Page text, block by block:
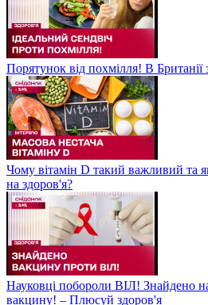
Порятунок від похмілля! В
Чому вітамін D такий важливий та
на здоров'я?
Науковці побороли ВІЛ! Знайдено
вакцину! – Плюсуй здоров'я